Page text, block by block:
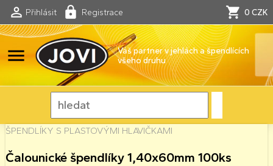
Přihlásit Registrace 0 CZK
menu
Váš partner v jehlách a špendlících
všeho druhu
ŠPENDLÍKY S PLASTOVÝMI HLAVIČKAMI
Čalounické špendlíky 1,40x60mm 100ks